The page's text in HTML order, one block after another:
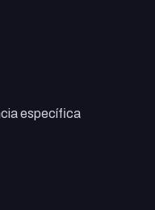
específica